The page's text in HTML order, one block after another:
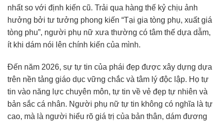
nhất so với định kiến cũ. Trải qua hàng thế kỷ chịu ảnh
hưởng bởi tư tưởng phong kiến “Tại gia tòng phụ, xuất giá
tòng phu”, người phụ nữ xưa thường có tâm thế dựa dẫm,
ít khi dám nói lên chính kiến của mình.
Đến năm 2026, sự tự tin của phái đẹp được xây dựng dựa
trên nền tảng giáo dục vững chắc và tâm lý độc lập. Họ tự
tin vào năng lực chuyên môn, tự tin về vẻ đẹp tự nhiên và
bản sắc cá nhân. Người phụ nữ tự tin không có nghĩa là tự
cao, mà là người hiểu rõ giá trị của bản thân, dám đương